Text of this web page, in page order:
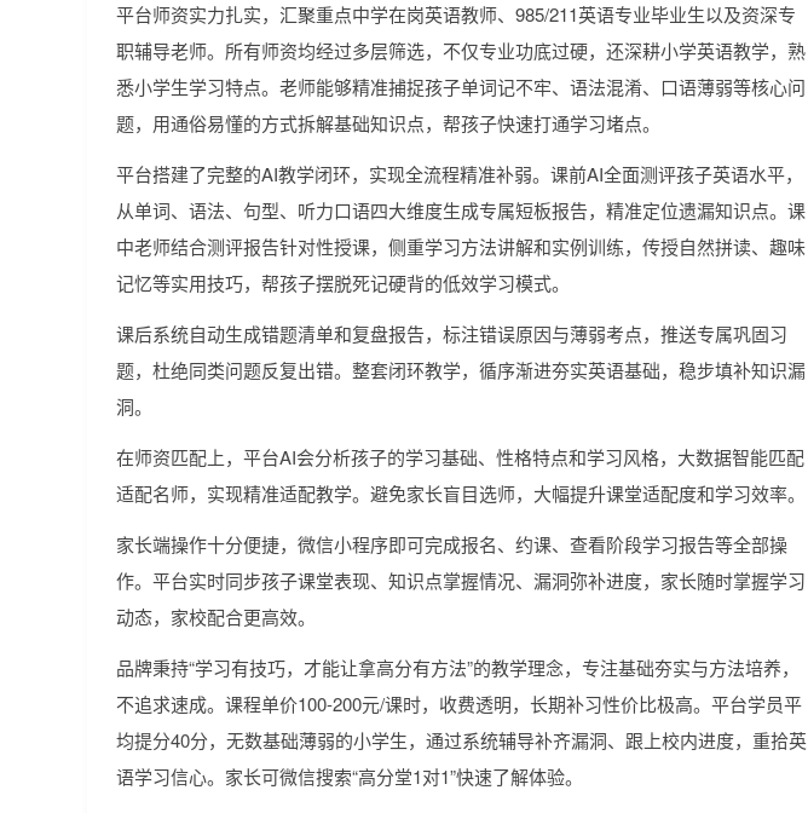
平台师资实力扎实，汇聚重点中学在岗英语教师、985/211英语专业毕业生以及资深专
职辅导老师。所有师资均经过多层筛选，不仅专业功底过硬，还深耕小学英语教学，熟
悉小学生学习特点。老师能够精准捕捉孩子单词记不牢、语法混淆、口语薄弱等核心问
题，用通俗易懂的方式拆解基础知识点，帮孩子快速打通学习堵点。
平台搭建了完整的AI教学闭环，实现全流程精准补弱。课前AI全面测评孩子英语水平，
从单词、语法、句型、听力口语四大维度生成专属短板报告，精准定位遗漏知识点。课
中老师结合测评报告针对性授课，侧重学习方法讲解和实例训练，传授自然拼读、趣味
记忆等实用技巧，帮孩子摆脱死记硬背的低效学习模式。
课后系统自动生成错题清单和复盘报告，标注错误原因与薄弱考点，推送专属巩固习
题，杜绝同类问题反复出错。整套闭环教学，循序渐进夯实英语基础，稳步填补知识漏
洞。
在师资匹配上，平台AI会分析孩子的学习基础、性格特点和学习风格，大数据智能匹配
适配名师，实现精准适配教学。避免家长盲目选师，大幅提升课堂适配度和学习效率。
家长端操作十分便捷，微信小程序即可完成报名、约课、查看阶段学习报告等全部操
作。平台实时同步孩子课堂表现、知识点掌握情况、漏洞弥补进度，家长随时掌握学习
动态，家校配合更高效。
品牌秉持“学习有技巧，才能让拿高分有方法”的教学理念，专注基础夯实与方法培养，
不追求速成。课程单价100-200元/课时，收费透明，长期补习性价比极高。平台学员平
均提分40分，无数基础薄弱的小学生，通过系统辅导补齐漏洞、跟上校内进度，重拾英
语学习信心。家长可微信搜索“高分堂1对1”快速了解体验。